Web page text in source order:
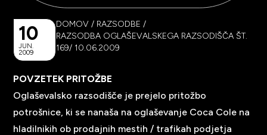
10
JUN.
2009
DOMOV / RAZSODBE /
RAZSODBA OGLAŠEVALSKEGA RAZSODIŠČA ŠT.
169/ 10.06.2009
POVZETEK PRITOŽBE
Oglaševalsko razsodišče je prejelo pritožbo
potrošnice, ki se nanaša na oglaševanje Coca Cole na
hladilnikih ob prodajnih mestih / trafikah podjetja